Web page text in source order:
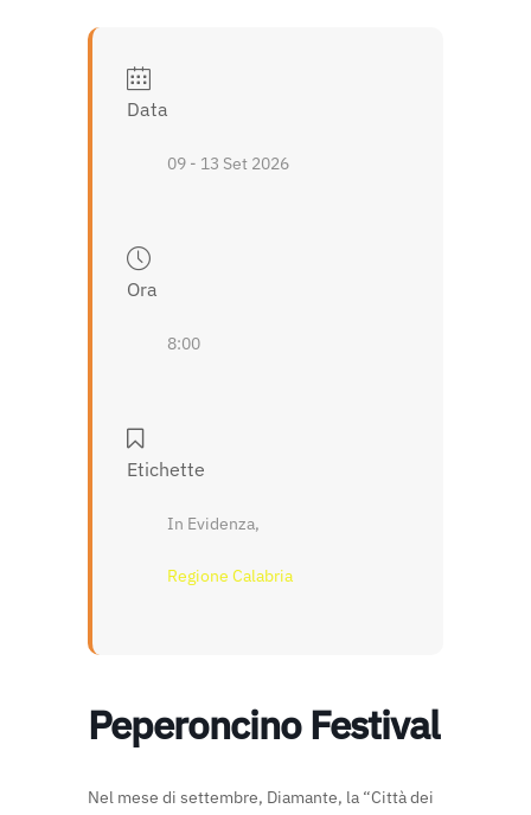
Data
09 - 13 Set 2026
Ora
8:00
Etichette
In Evidenza,
Regione Calabria
Peperoncino Festival
Nel mese di settembre, Diamante, la “Città dei